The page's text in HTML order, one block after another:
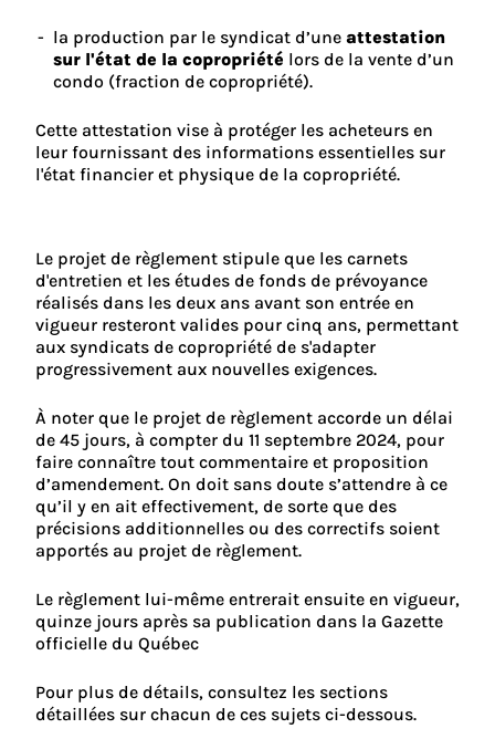
la production par le syndicat d’une attestation
sur l'état de la copropriété lors de la vente d’un
condo (fraction de copropriété).
Cette attestation vise à protéger les acheteurs en
leur fournissant des informations essentielles sur
l'état financier et physique de la copropriété.
Le projet de règlement stipule que les carnets
d'entretien et les études de fonds de prévoyance
réalisés dans les deux ans avant son entrée en
vigueur resteront valides pour cinq ans, permettant
aux syndicats de copropriété de s'adapter
progressivement aux nouvelles exigences.
À noter que le projet de règlement accorde un délai
de 45 jours, à compter du 11 septembre 2024, pour
faire connaître tout commentaire et proposition
d’amendement. On doit sans doute s’attendre à ce
qu’il y en ait effectivement, de sorte que des
précisions additionnelles ou des correctifs soient
apportés au projet de règlement.
Le règlement lui-même entrerait ensuite en vigueur,
quinze jours après sa publication dans la Gazette
officielle du Québec
Pour plus de détails, consultez les sections
détaillées sur chacun de ces sujets ci-dessous.